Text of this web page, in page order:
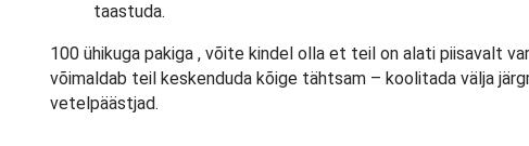
taastuda.
100 ühikuga pakiga , võite kindel olla et teil on alati piisavalt
võimaldab teil keskenduda kõige tähtsam – koolitada välja
vetelpäästjad.